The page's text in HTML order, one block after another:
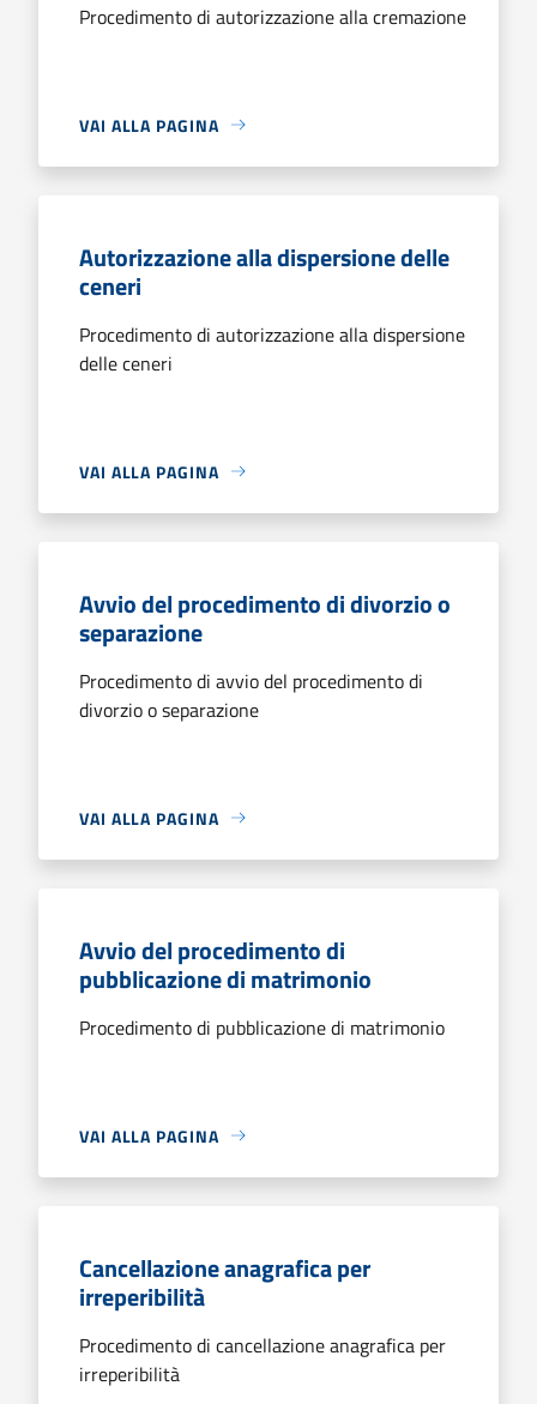
Procedimento di autorizzazione alla cremazione
VAI ALLA PAGINA
Autorizzazione alla dispersione delle
ceneri
Procedimento di autorizzazione alla dispersione
delle ceneri
VAI ALLA PAGINA
Avvio del procedimento di divorzio o
separazione
Procedimento di avvio del procedimento di
divorzio o separazione
VAI ALLA PAGINA
Avvio del procedimento di
pubblicazione di matrimonio
Procedimento di pubblicazione di matrimonio
VAI ALLA PAGINA
Cancellazione anagrafica per
irreperibilità
Procedimento di cancellazione anagrafica per
irreperibilità